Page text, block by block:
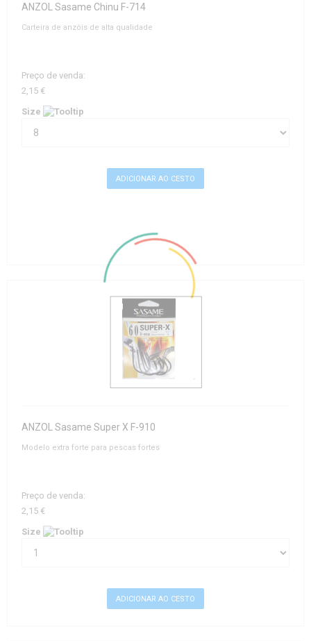
ANZOL Sasame Chinu F-714
Carteira de anzóis de alta qualidade
Preço de venda:
2,15 €
Size
ANZOL Sasame Super X F-910
Modelo extra forte para pescas fortes
Preço de venda:
2,15 €
Size